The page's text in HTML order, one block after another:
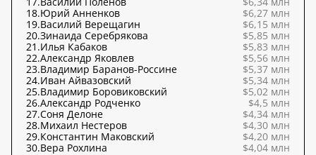
18.Юрий Анненков
$6,27 млн
19.Василий Верещагин
$6,15 млн
20.Зинаида Серебрякова
$5,85 млн
21.Илья Кабаков
$5,83 млн
22.Александр Яковлев
$5,56 млн
23.Владимир Баранов-Россине
$5,37 млн
24.Иван Айвазовский
$5,34 млн
25.Владимир Боровиковский
$5,02 млн
26.Александр Родченко
$4,5 млн
27.Соня Делоне
$4,34 млн
28.Михаил Нестеров
$4,30 млн
29.Константин Маковский
$4,20 млн
30.Вера Рохлина $4,04 млн